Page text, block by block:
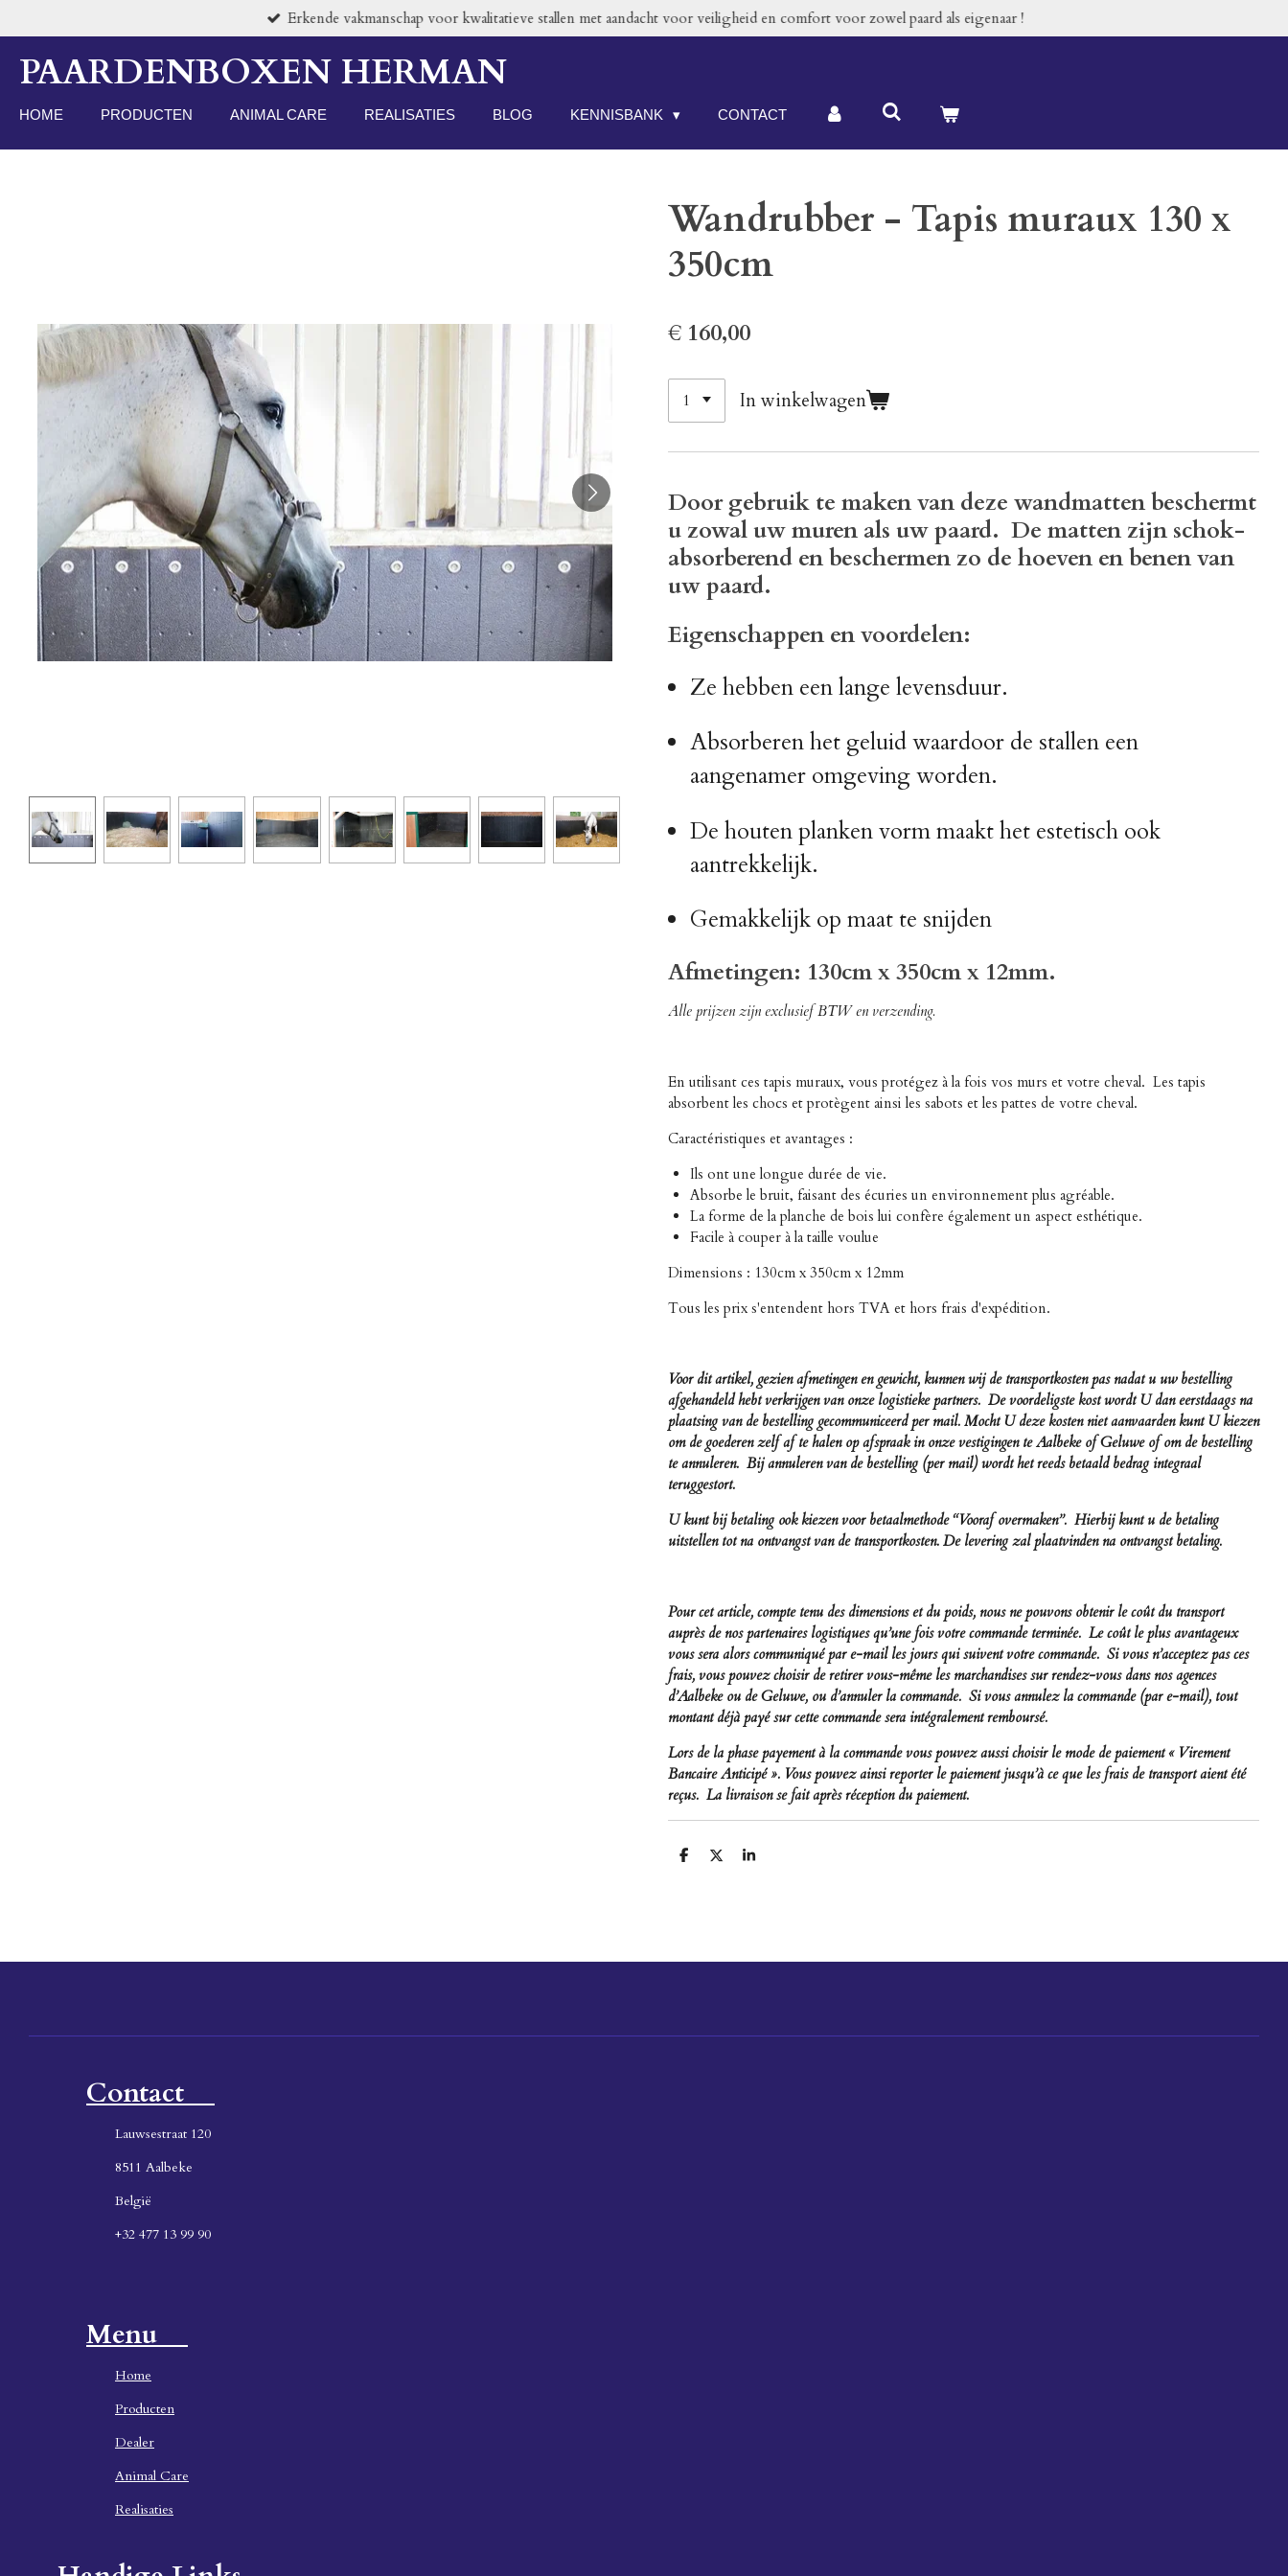
direct
naar
de
Erkende vakmanschap voor kwalitatieve stallen met aandacht voor veiligheid en comfort voor zowel paard als eigenaar !
PAARDENBOXEN HERMAN
HOME PRODUCTEN ANIMAL CARE REALISATIES BLOG KENNISBANK CONTACT
Wandrubber - Tapis muraux 130 x
350cm
€ 160,00
In winkelwagen
Door gebruik te maken van deze wandmatten beschermt
u zowal uw muren als uw paard. De matten zijn schok-
absorberend en beschermen zo de hoeven en benen van
uw paard.
Eigenschappen en voordelen:
Ze hebben een lange levensduur.
Absorberen het geluid waardoor de stallen een
aangenamer omgeving worden.
De houten planken vorm maakt het estetisch ook
aantrekkelijk.
Gemakkelijk op maat te snijden
Afmetingen: 130cm x 350cm x 12mm.
Alle prijzen zijn exclusief BTW en verzending.
En utilisant ces tapis muraux, vous protégez à la fois vos murs et votre cheval. Les tapis
absorbent les chocs et protègent ainsi les sabots et les pattes de votre cheval.
Caractéristiques et avantages :
Ils ont une longue durée de vie.
Absorbe le bruit, faisant des écuries un environnement plus agréable.
La forme de la planche de bois lui confère également un aspect esthétique.
Facile à couper à la taille voulue
Dimensions : 130cm x 350cm x 12mm
Tous les prix s'entendent hors TVA et hors frais d'expédition.
Voor dit artikel, gezien afmetingen en gewicht, kunnen wij de transportkosten pas nadat u uw bestelling
afgehandeld hebt verkrijgen van onze logistieke partners. De voordeligste kost wordt U dan eerstdaags na
plaatsing van de bestelling gecommuniceerd per mail. Mocht U deze kosten niet aanvaarden kunt U kiezen
om de goederen zelf af te halen op afspraak in onze vestigingen te Aalbeke of Geluwe of om de bestelling
te annuleren. Bij annuleren van de bestelling (per mail) wordt het reeds betaald bedrag integraal
teruggestort.
U kunt bij betaling ook kiezen voor betaalmethode “Vooraf overmaken”. Hierbij kunt u de betaling
uitstellen tot na ontvangst van de transportkosten. De levering zal plaatvinden na ontvangst betaling.
Pour cet article, compte tenu des dimensions et du poids, nous ne pouvons obtenir le coût du transport
auprès de nos partenaires logistiques qu’une fois votre commande terminée. Le coût le plus avantageux
vous sera alors communiqué par e-mail les jours qui suivent votre commande. Si vous n’acceptez pas ces
frais, vous pouvez choisir de retirer vous-même les marchandises sur rendez-vous dans nos agences
d’Aalbeke ou de Geluwe, ou d’annuler la commande. Si vous annulez la commande (par e-mail), tout
montant déjà payé sur cette commande sera intégralement remboursé.
Lors de la phase payement à la commande vous pouvez aussi choisir le mode de paiement « Virement
Bancaire Anticipé ». Vous pouvez ainsi reporter le paiement jusqu’à ce que les frais de transport aient été
reçus. La livraison se fait après réception du paiement.
D
D
S
Contact
Lauwsestraat 120
8511 Aalbeke
België
+32 477 13 99 90
Menu
Home
Producten
Dealer
Animal Care
Realisaties